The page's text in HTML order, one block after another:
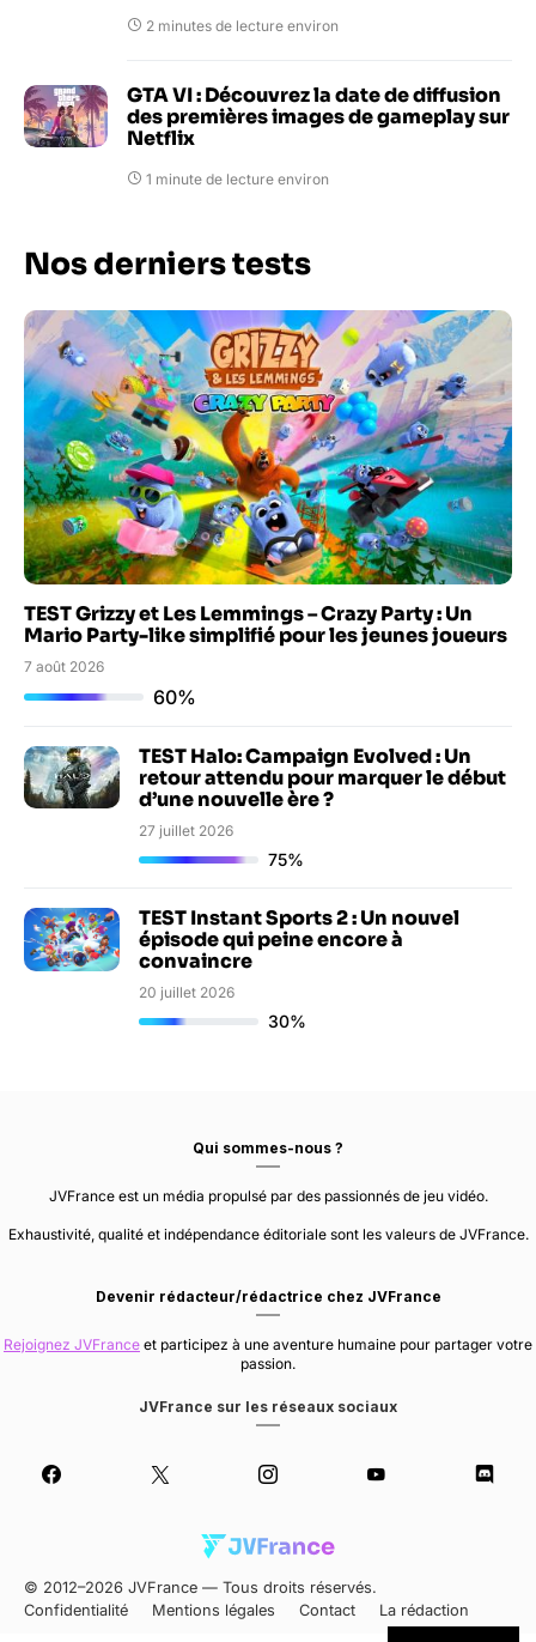
2 minutes de lecture environ
GTA VI : Découvrez la date de diffusion
des premières images de gameplay sur
Netflix
1 minute de lecture environ
Nos derniers tests
TEST Grizzy et Les Lemmings – Crazy Party : Un
Mario Party-like simplifié pour les jeunes joueurs
7 août 2026
60%
TEST Halo: Campaign Evolved : Un
retour attendu pour marquer le début
d’une nouvelle ère ?
27 juillet 2026
75%
TEST Instant Sports 2 : Un nouvel
épisode qui peine encore à
convaincre
20 juillet 2026
30%
Qui sommes-nous ?
JVFrance est un média propulsé par des passionnés de jeu vidéo.
Exhaustivité, qualité et indépendance éditoriale sont les valeurs de JVFrance.
Devenir rédacteur/rédactrice chez JVFrance
Rejoignez JVFrance et participez à une aventure humaine pour partager votre
passion.
JVFrance sur les réseaux sociaux
© 2012–2026 JVFrance — Tous droits réservés.
Confidentialité
Mentions légales Contact La rédaction